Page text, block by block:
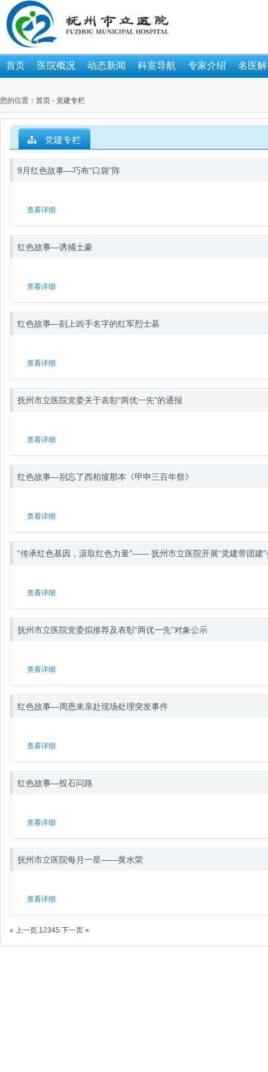
首页 医院概况 动态新闻 科室导航 专家介绍 名医
您的位置： 首页 - 党建专栏
党建专栏
9月红色故事—巧布“口袋”阵
查看详细
红色故事—诱捕土豪
查看详细
红色故事—刻上凶手名字的红军烈士墓
查看详细
抚州市立医院党委关于表彰“两优一先”的通报
查看详细
红色故事—别忘了西柏坡那本《甲申三百年祭》
查看详细
“传承红色基因，汲取红色力量”—— 抚州市立医院开展“党建带团建
查看详细
抚州市立医院党委拟推荐及表彰“两优一先”对象公示
查看详细
红色故事—周恩来亲赴现场处理突发事件
查看详细
红色故事—投石问路
查看详细
抚州市立医院每月一星——黄水荣
查看详细
« 上一页 12345 下一页 »